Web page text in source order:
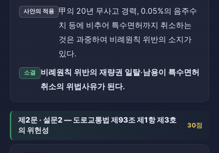
사안의 적용
甲의 20년 무사고 경력, 0.05%의 음주수
치 등에 비추어 특수면허까지 취소하는
것은 과중하여 비례원칙 위반의 소지가
있다.
소결
비례원칙 위반의 재량권 일탈·남용이 특수면허
취소의 위법사유가 된다.
제2문 · 설문2 — 도로교통법 제93조 제1항 제3호
의 위헌성
30점